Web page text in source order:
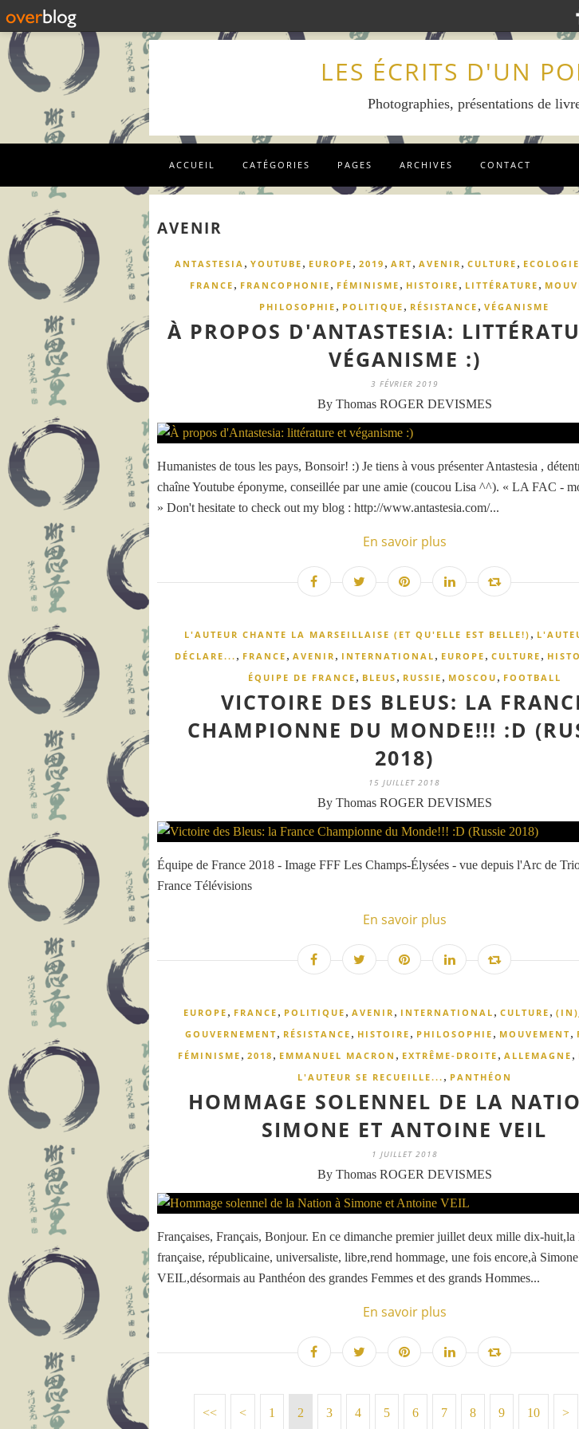
LES ÉCRITS D'UN
Photographies, présentations de
ACCUEIL CATÉGORIES PAGES ARCHIVES CONTACT
AVENIR
ANTASTESIA , YOUTUBE , EUROPE , 2019 , ART, AVENIR , CULTURE , ECOLOGIE
FRANCE , FRANCOPHONIE , FÉMINISME , HISTOIRE , LITTÉRATURE ,
PHILOSOPHIE , POLITIQUE , RÉSISTANCE , VÉGANISME
À PROPOS D'ANTASTESIA:
VÉGANISME :)
3 FÉVRIER 2019
By Thomas ROGER DEVISMES
Humanistes de tous les pays, Bonsoir! :) Je tiens à vous présenter Antastesia ,
chaîne Youtube éponyme, conseillée par une amie (coucou Lisa ^^). « LA FAC -
» Don't hesitate to check out my blog : http://www.antastesia.com/...
En savoir plus
L'AUTEUR CHANTE LA MARSEILLAISE (ET QU'ELLE EST BELLE!) ,
DÉCLARE... , FRANCE , AVENIR , INTERNATIONAL , EUROPE , CULTURE ,
ÉQUIPE DE FRANCE , BLEUS , RUSSIE , MOSCOU , FOOTBALL
VICTOIRE DES BLEUS: LA
CHAMPIONNE DU MONDE!!! :D
2018)
15 JUILLET 2018
By Thomas ROGER DEVISMES
Équipe de France 2018 - Image FFF Les Champs-Élysées - vue depuis l'Arc de
France Télévisions
En savoir plus
EUROPE , FRANCE , POLITIQUE , AVENIR , INTERNATIONAL , CULTURE ,
GOUVERNEMENT, RÉSISTANCE , HISTOIRE , PHILOSOPHIE , MOUVEMENT,
FÉMINISME , 2018 , EMMANUEL MACRON , EXTRÊME-DROITE , ALLEMAGNE ,
L'AUTEUR SE RECUEILLE... , PANTHÉON
HOMMAGE SOLENNEL DE LA
SIMONE ET ANTOINE VEIL
1 JUILLET 2018
By Thomas ROGER DEVISMES
Françaises, Français, Bonjour. En ce dimanche premier juillet deux mille dix-
française, républicaine, universaliste, libre,rend hommage, une fois encore,à
VEIL,désormais au Panthéon des grandes Femmes et des grands Hommes...
En savoir plus
<< < 1 2 3 4 5 6 7 8 9 10 20
30
>